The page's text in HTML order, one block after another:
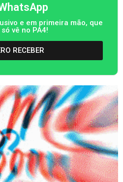
e em primeira mão, que
vê no PA4!
RECEBER